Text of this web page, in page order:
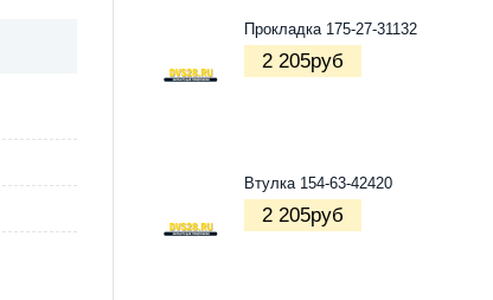
Прокладка 175-27-31132
2 205руб
Втулка 154-63-42420
2 205руб